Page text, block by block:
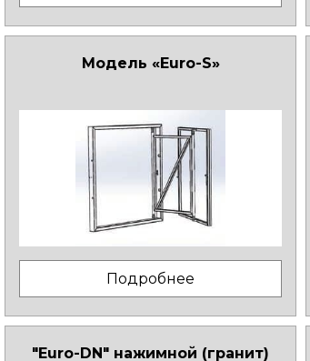
Модель «Euro-S»
Подробнее
"Euro-DN" нажимной (гранит)